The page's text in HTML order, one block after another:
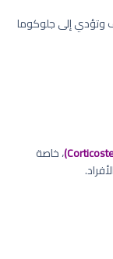
وتؤدي إلى جلوكوما
، خاصة